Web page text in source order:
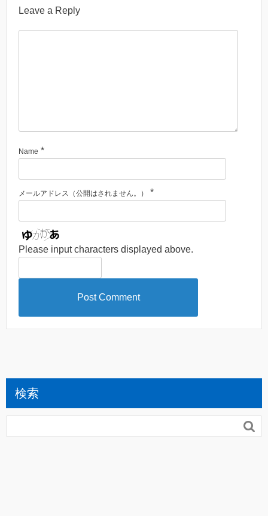
Leave a Reply
Name *
メールアドレス（公開はされません。） *
Please input characters displayed above.
検索
